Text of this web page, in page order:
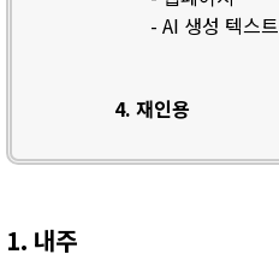
- AI 생성 텍스트
4. 재인용
1. 내주